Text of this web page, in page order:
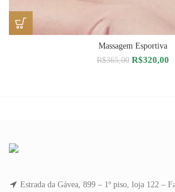
Massagem Esportiva
R$365,00 O
R$320,00
Estrada da Gávea, 899 – 1º piso, loja 122 –